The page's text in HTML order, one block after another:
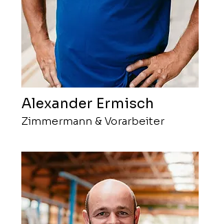
Alexander Ermisch
Zimmermann & Vorarbeiter